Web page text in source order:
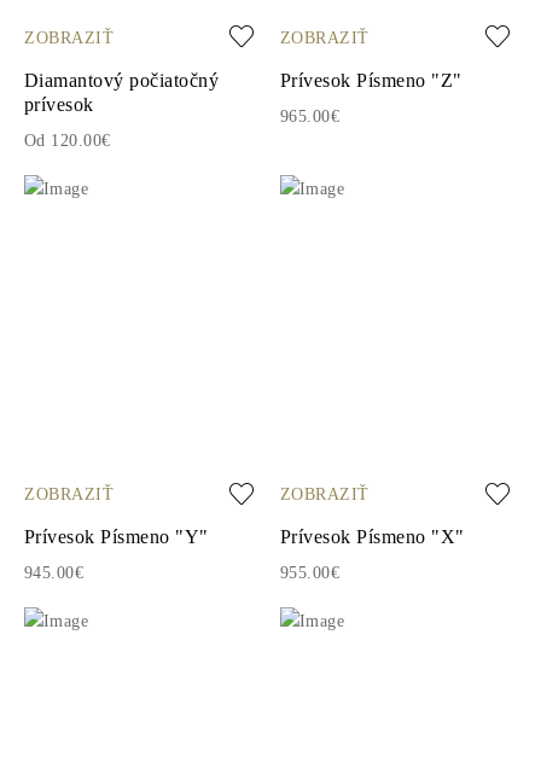
ZOBRAZIŤ
Diamantový počiatočný
prívesok
Od 120.00€
ZOBRAZIŤ
Prívesok Písmeno "Z"
965.00€
ZOBRAZIŤ
Prívesok Písmeno "Y"
945.00€
ZOBRAZIŤ
Prívesok Písmeno "X"
955.00€